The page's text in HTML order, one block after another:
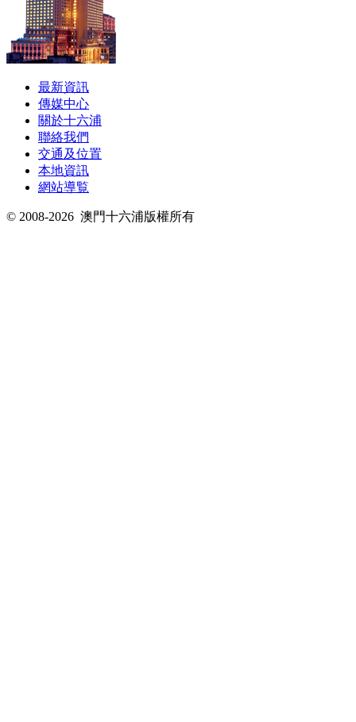
最新資訊
傳媒中心
關於十六浦
聯絡我們
交通及位置
本地資訊
網站導覧
© 2008-2026 澳門十六浦版權所有